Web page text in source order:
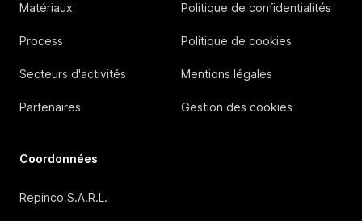
Matériaux
Process
Secteurs d'activités
Partenaires
Politique de confidentialités
Politique de cookies
Mentions légales
Gestion des cookies
Coordonnées
Repinco S.A.R.L.